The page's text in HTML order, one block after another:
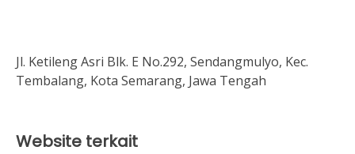
Jl. Ketileng Asri Blk. E No.292, Sendangmulyo, Kec.
Tembalang, Kota Semarang, Jawa Tengah
Website terkait